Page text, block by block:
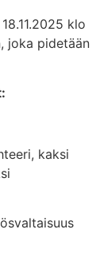
klo
joka pidetään
kaksi